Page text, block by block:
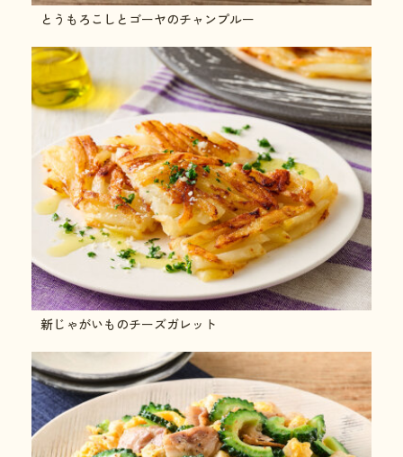
とうもろこしとゴーヤのチャンプルー
新じゃがいものチーズガレット